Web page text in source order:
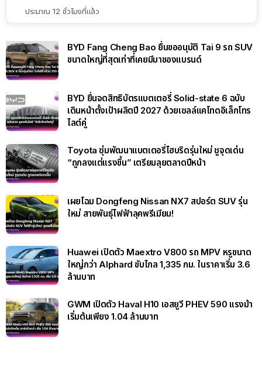
ประมาณ 12 ชั่วโมงที่แล้ว
BYD Fang Cheng Bao ยื่นขออนุมัติ Tai 9 รถ SUV
ขนาดใหญ่ที่สุดเท่าที่เคยมีมาของแบรนด์
BYD ยื่นจดสิทธิบัตรแบตเตอรี่ Solid-state 6 ฉบับ
เดินหน้าตั้งเป้าผลิตปี 2027 ด้วยเซลล์แคโทดอิเล็กโทร
ไลต์คู่
Toyota ซุ่มพัฒนาแบตเตอรี่ไฮบริดรุ่นใหม่ ชูจุดเด่น
“ถูกลงแต่แรงขึ้น” เตรียมลุยตลาดปีหน้า
เผยโฉม Dongfeng Nissan NX7 สปอร์ต SUV รุ่น
ใหม่ สายพันธุ์ไฟฟ้าลุคพรีเมียม!
Huawei เปิดตัว Maextro V800 รถ MPV หรูขนาด
ใหญ่กว่า Alphard ขับไกล 1,335 กม. ในราคาเริ่ม 3.6
ล้านบาท
GWM เปิดตัว Haval H10 เอสยูวี PHEV 590 แรงม้า
เริ่มต้นเพียง 1.04 ล้านบาท